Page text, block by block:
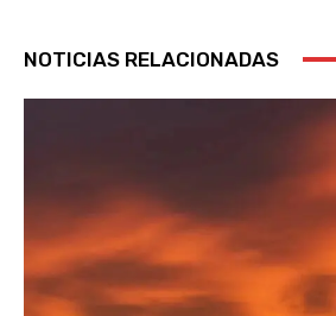
NOTICIAS RELACIONADAS